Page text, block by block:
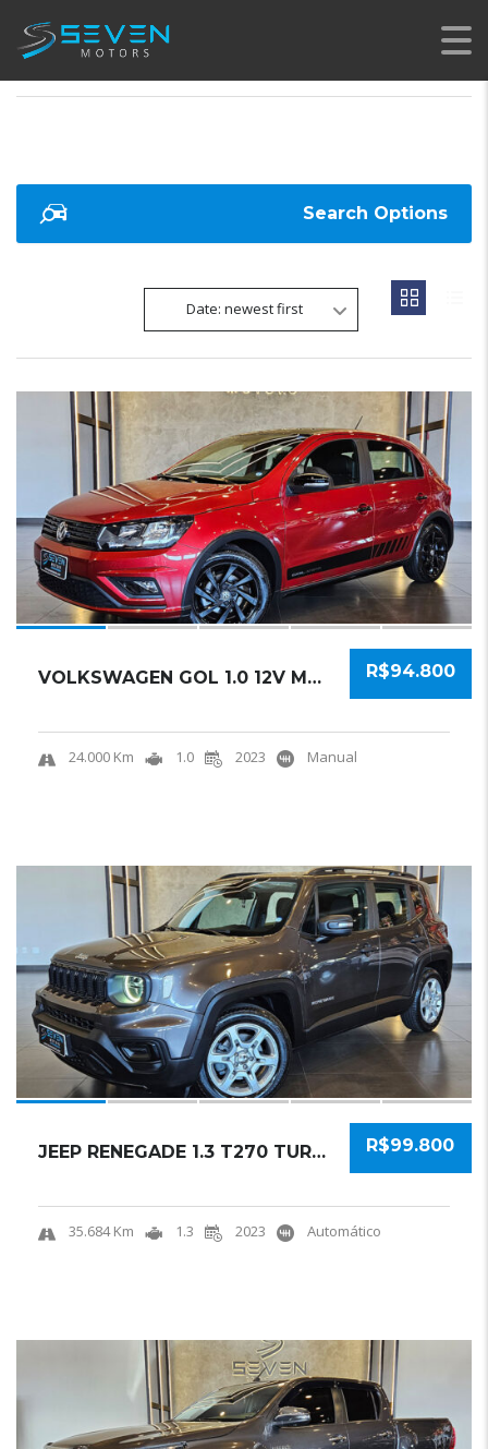
Search Options
Date: newest first
R$94.800
VOLKSWAGEN GOL 1.0 12V MPI TOTALFLEX LAST ED...
24.000 Km 1.0 2023 Manual
R$99.800
JEEP RENEGADE 1.3 T270 TURBO FLEX SPORT AT6 ...
35.684 Km 1.3 2023 Automático